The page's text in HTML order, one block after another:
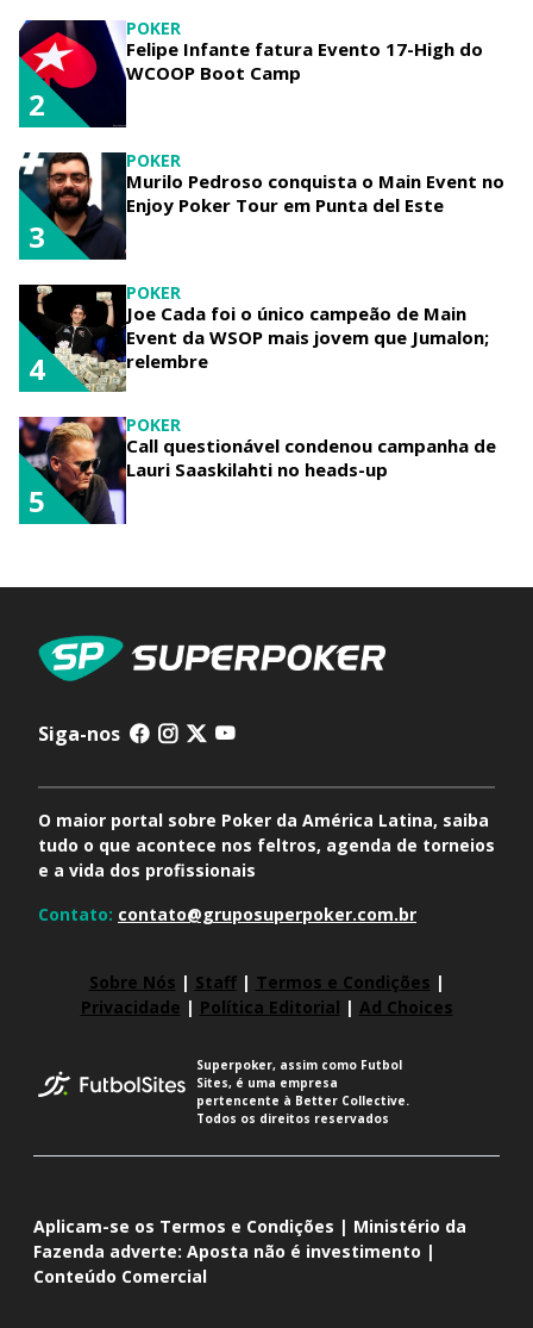
POKER
Felipe Infante fatura Evento 17-High do
WCOOP Boot Camp
2
POKER
Murilo Pedroso conquista o Main Event no
Enjoy Poker Tour em Punta del Este
3
POKER
Joe Cada foi o único campeão de Main
Event da WSOP mais jovem que Jumalon;
relembre
4
POKER
Call questionável condenou campanha de
Lauri Saaskilahti no heads-up
5
Siga-nos
O maior portal sobre Poker da América Latina, saiba
tudo o que acontece nos feltros, agenda de torneios
e a vida dos profissionais
Contato: contato@gruposuperpoker.com.br
Sobre Nós | Staff| Termos e Condições |
Privacidade | Política Editorial | Ad Choices
Superpoker, assim como Futbol
Sites, é uma empresa
pertencente à Better Collective.
Todos os direitos reservados
Aplicam-se os Termos e Condições | Ministério da
Fazenda adverte: Aposta não é investimento |
Conteúdo Comercial